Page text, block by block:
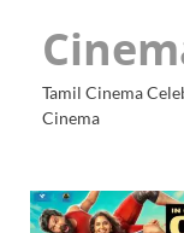
Tamil Cinema
Cinema